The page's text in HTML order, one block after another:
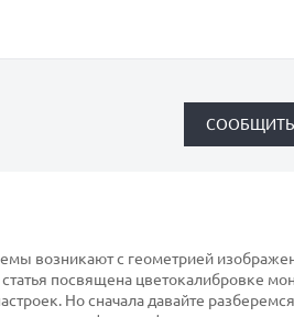
возникают с геометрией
посвящена цветокалибровке
Но сначала давайте